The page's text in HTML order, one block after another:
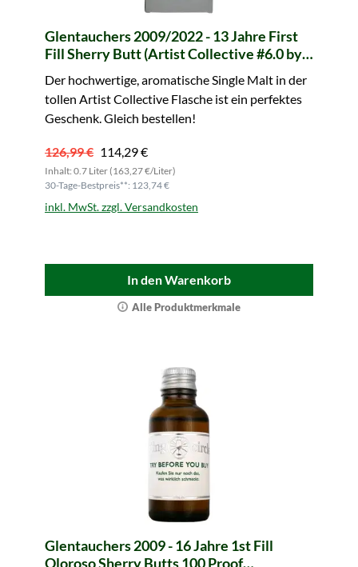
Glentauchers 2009/2022 - 13 Jahre First
Fill Sherry Butt (Artist Collective #6.0 by
Der hochwertige, aromatische Single Malt in der
tollen Artist Collective Flasche ist ein perfektes
Geschenk. Gleich bestellen!
126,99 € 114,29 €
Inhalt: 0.7 Liter (163,27 €/Liter)
30-Tage-Bestpreis**: 123,74 €
inkl. MwSt. zzgl. Versandkosten
In den Warenkorb
Alle Produktmerkmale
Glentauchers 2009 - 16 Jahre 1st Fill
Oloroso Sherry Butts 100 Proof